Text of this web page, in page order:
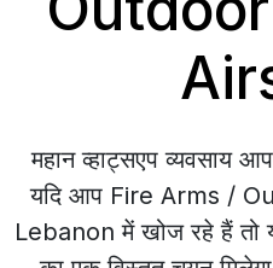
महान व्हाट्सएप व्यवसाय
यदि आप Fire Arms /
Lebanon में खोज रहे हैं तो